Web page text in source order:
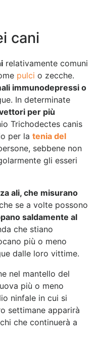
cani
relativamente comuni
pulci o zecche.
immunodepressi o
In determinate
per più
Trichodectes canis
per la tenia del
sebbene non
gli esseri
ali, che misurano
se a volte possono
saldamente al
che stiano
più o meno
dalle loro vittime.
nel mantello del
più o meno
ninfale in cui si
settimane apparirà
che continuerà a